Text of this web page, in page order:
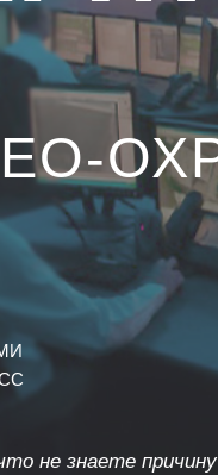
не знаете